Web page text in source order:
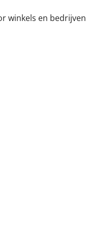
winkels en bedrijven